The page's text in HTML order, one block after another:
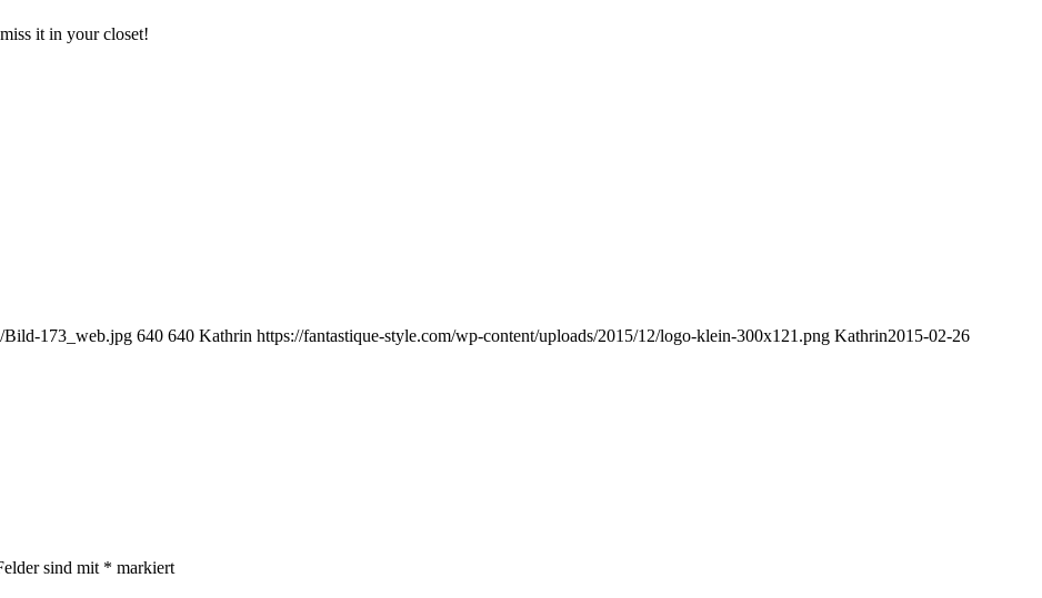
it in your closet!
Bild-173_web.jpg 640 640 Kathrin https://fantastique-style.com/wp-content/uploads/2015/12/logo-klein-300x121.png Kathrin2015-02-26
sind mit * markiert